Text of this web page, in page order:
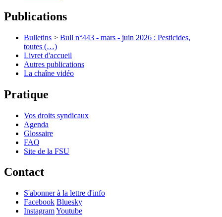
Publications
Bulletins > Bull n°443 - mars - juin 2026 : Pesticides,
toutes (…)
Livret d'accueil
Autres publications
La chaîne vidéo
Pratique
Vos droits syndicaux
Agenda
Glossaire
FAQ
Site de la FSU
Contact
S'abonner à la lettre d'info
Facebook Bluesky
InstagramYoutube